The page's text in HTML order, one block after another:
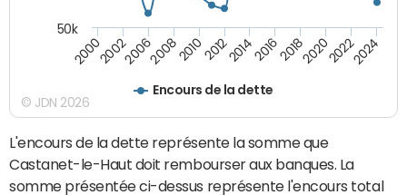
Encours de la dette
200020022006200820102012201420162018202020222024
50k
© JDN 2026
L'encours de la dette représente la somme que
Castanet-le-Haut doit rembourser aux banques. La
somme présentée ci-dessus représente l'encours total